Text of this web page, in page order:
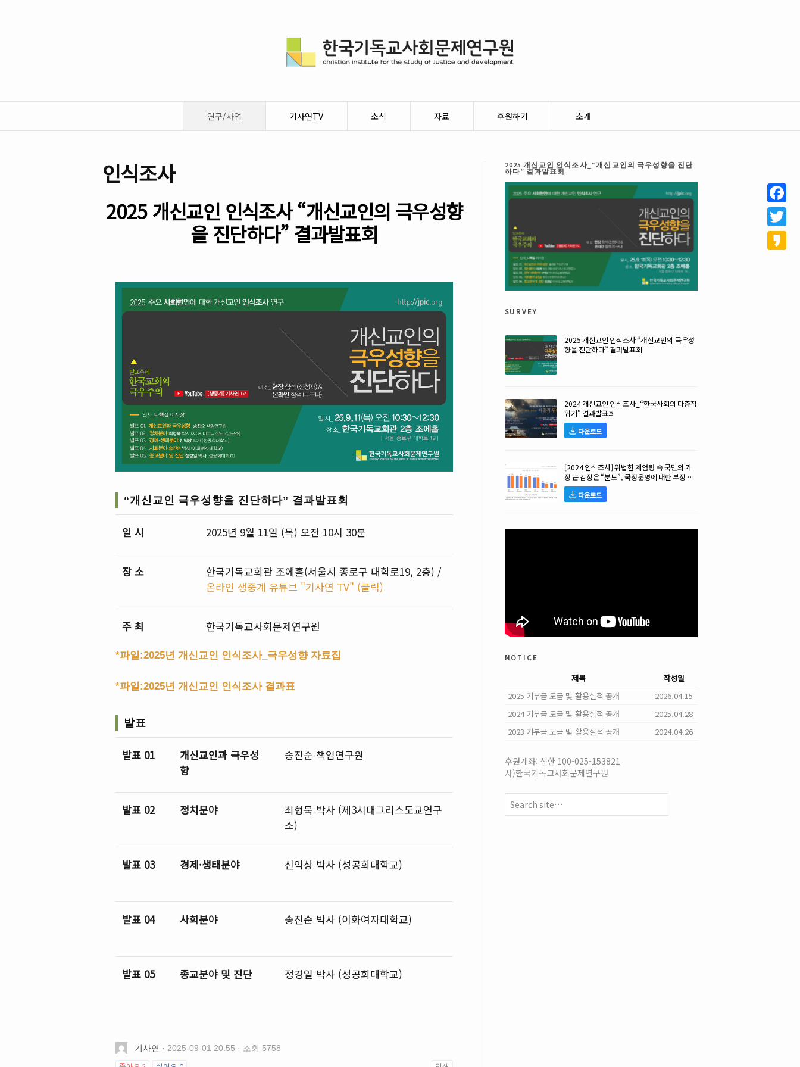
연구/사업 기사연TV 소식 자료 후원하기 소개
인식조사
2025 개신교인 인식조사 “개신교인의 극우성향
을 진단하다” 결과발표회
“개신교인 극우성향을 진단하다” 결과발표회
일 시 2025년 9월 11일 (목) 오전 10시 30분
장 소
한국기독교회관 조에홀(서울시 종로구 대학로19, 2층) /
온라인 생중계 유튜브 "기사연 TV" (클릭)
주 최 한국기독교사회문제연구원
*파일:2025년 개신교인 인식조사_극우성향 자료집
*파일:2025년 개신교인 인식조사 결과표
발표
발표 01
개신교인과 극우성
향
송진순 책임연구원
발표 02 정치분야
최형묵 박사 (제3시대그리스도교연구
소)
발표 03 경제·생태분야 신익상 박사 (성공회대학교)
발표 04 사회분야 송진순 박사 (이화여자대학교)
발표 05 종교분야 및 진단 정경일 박사 (성공회대학교)
기사연 · 2025-09-01 20:55 · 조회 5758
2025 개신교인 인식조사_“개신교인의 극우성향을 진단
하다” 결과발표회
survey
2025 개신교인 인식조사 “개신교인의 극우성
향을 진단하다” 결과발표회
2024 개신교인 인식조사_“한국사회의 다층적
위기” 결과발표회
다운로드
[2024 인식조사] 위법한 계엄령 속 국민의 가
장 큰 감정은 “분노”, 국정운영에 대한 부정 평
가 높아!
다운로드
notice
제목
작성일
2025 기부금 모금 및 활용실적 공개
2026.04.15
2024 기부금 모금 및 활용실적 공개
2025.04.28
2023 기부금 모금 및 활용실적 공개
2024.04.26
후원계좌: 신한 100-025-153821
사)한국기독교사회문제연구원
Twitter